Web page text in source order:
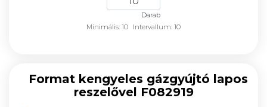
Darab
Minimális: 10
Intervallum: 10
Format kengyeles gázgyújtó lapos
reszelővel F082919